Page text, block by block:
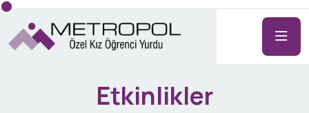
Etkinlikler